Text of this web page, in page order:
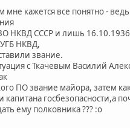
мне кажется все понятно -
НКВД СССР и лишь
НКВД,
звание.
с Ткачевым Василий
ПО звание майора, затем
госбезопасности,а
ему полковника ??? :o